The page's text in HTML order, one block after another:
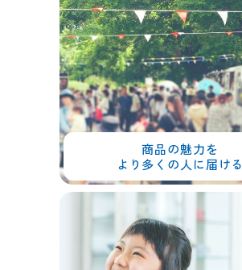
商品の魅力を
より多くの人に届ける